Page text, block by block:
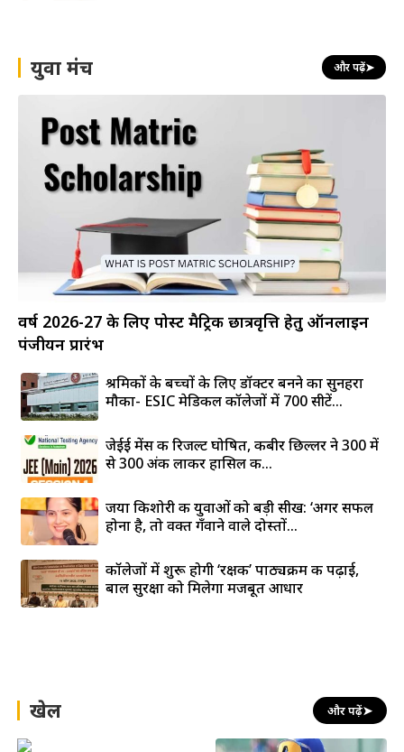
युवा मंच और पढ़ें➤
वर्ष 2026-27 के लिए पोस्ट मैट्रिक छात्रवृत्ति हेतु ऑनलाइन
पंजीयन प्रारंभ
श्रमिकों के बच्चों के लिए डॉक्टर बनने का सुनहरा
मौका- ESIC मेडिकल कॉलेजों में 700 सीटें...
जेईई मेंस की रिजल्ट घोषित, कबीर छिल्लर ने 300 में
से 300 अंक लाकर हासिल की...
जया किशोरी की युवाओं को बड़ी सीख: ‘अगर सफल
होना है, तो वक्त गँवाने वाले दोस्तों...
कॉलेजों में शुरू होगी ‘रक्षक’ पाठ्यक्रम की पढ़ाई,
बाल सुरक्षा को मिलेगा मजबूत आधार
खेल और पढ़ें➤